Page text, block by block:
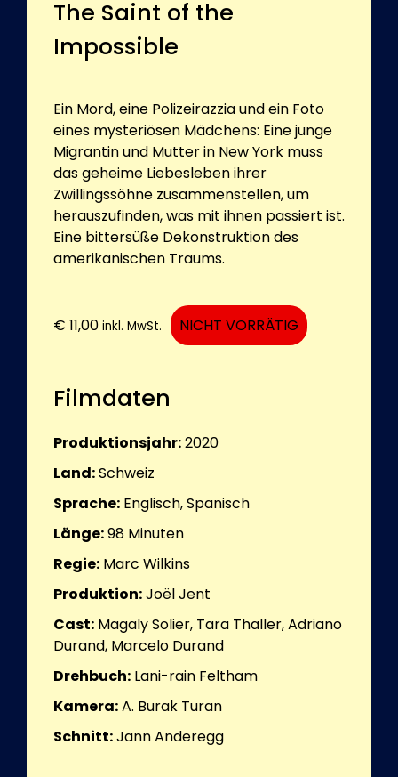
The Saint of the
Impossible
Ein Mord, eine Polizeirazzia und ein Foto
eines mysteriösen Mädchens: Eine junge
Migrantin und Mutter in New York muss
das geheime Liebesleben ihrer
Zwillingssöhne zusammenstellen, um
herauszufinden, was mit ihnen passiert ist.
Eine bittersüße Dekonstruktion des
amerikanischen Traums.
€ 11,00 inkl. MwSt. NICHT VORRÄTIG
Filmdaten
Produktionsjahr:2020
Land:Schweiz
Sprache: Englisch, Spanisch
Länge:98 Minuten
Regie: Marc Wilkins
Produktion:Joël Jent
Cast: Magaly Solier, Tara Thaller, Adriano
Durand, Marcelo Durand
Drehbuch: Lani-rain Feltham
Kamera:A. Burak Turan
Schnitt:Jann Anderegg